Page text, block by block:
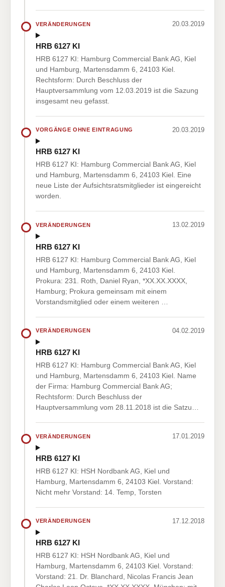
VERÄNDERUNGEN 20.03.2019
HRB 6127 KI
HRB 6127 KI: Hamburg Commercial Bank AG, Kiel
und Hamburg, Martensdamm 6, 24103 Kiel.
Rechtsform: Durch Beschluss der
Hauptversammlung vom 12.03.2019 ist die Sazung
insgesamt neu gefasst.
VORGÄNGE OHNE EINTRAGUNG 20.03.2019
HRB 6127 KI
HRB 6127 KI: Hamburg Commercial Bank AG, Kiel
und Hamburg, Martensdamm 6, 24103 Kiel. Eine
neue Liste der Aufsichtsratsmitglieder ist eingereicht
worden.
VERÄNDERUNGEN 13.02.2019
HRB 6127 KI
HRB 6127 KI: Hamburg Commercial Bank AG, Kiel
und Hamburg, Martensdamm 6, 24103 Kiel.
Prokura: 231. Roth, Daniel Ryan, *XX.XX.XXXX,
Hamburg; Prokura gemeinsam mit einem
Vorstandsmitglied oder einem weiteren …
VERÄNDERUNGEN 04.02.2019
HRB 6127 KI
HRB 6127 KI: Hamburg Commercial Bank AG, Kiel
und Hamburg, Martensdamm 6, 24103 Kiel. Name
der Firma: Hamburg Commercial Bank AG;
Rechtsform: Durch Beschluss der
Hauptversammlung vom 28.11.2018 ist die Satzu…
VERÄNDERUNGEN 17.01.2019
HRB 6127 KI
HRB 6127 KI: HSH Nordbank AG, Kiel und
Hamburg, Martensdamm 6, 24103 Kiel. Vorstand:
Nicht mehr Vorstand: 14. Temp, Torsten
VERÄNDERUNGEN 17.12.2018
HRB 6127 KI
HRB 6127 KI: HSH Nordbank AG, Kiel und
Hamburg, Martensdamm 6, 24103 Kiel. Vorstand:
Vorstand: 21. Dr. Blanchard, Nicolas Francis Jean